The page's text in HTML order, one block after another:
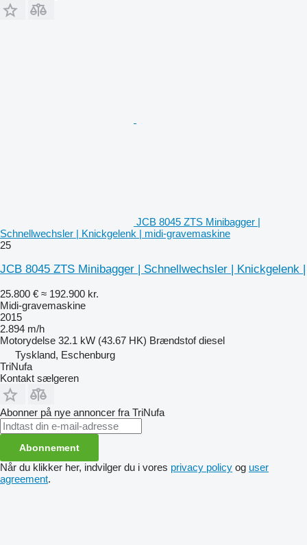
JCB 8045 ZTS Minibagger |
Schnellwechsler | Knickgelenk | midi-gravemaskine
25
JCB 8045 ZTS Minibagger | Schnellwechsler | Knickgelenk |
25.800 € ≈ 192.900 kr.
Midi-gravemaskine
2015
2.894 m/h
Motorydelse 32.1 kW (43.67 HK) Brændstof diesel
Tyskland, Eschenburg
TriNufa
Kontakt sælgeren
Abonner på nye annoncer fra TriNufa
Abonnement
Når du klikker her, indvilger du i vores privacy policy og user
agreement.